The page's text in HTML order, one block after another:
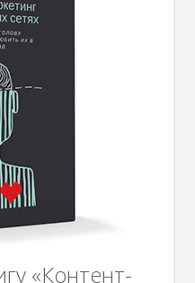
«Контент-